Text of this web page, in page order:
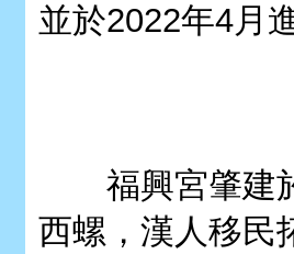
並於2022年4月
福興宮肇建於
西螺，漢人移民